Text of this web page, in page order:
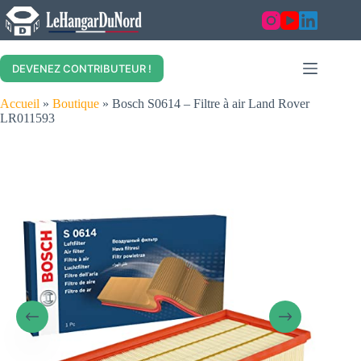
Skip
to
content
DEVENEZ CONTRIBUTEUR !
Accueil » Boutique » Bosch S0614 – Filtre à air Land Rover
LR011593